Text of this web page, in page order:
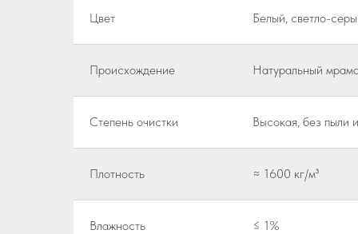
Цвет Белый, светло-
Происхождение Натуральный
Степень очистки Высокая, без пыли
Плотность ≈ 1600 кг/м³
Влажность ≤ 1%